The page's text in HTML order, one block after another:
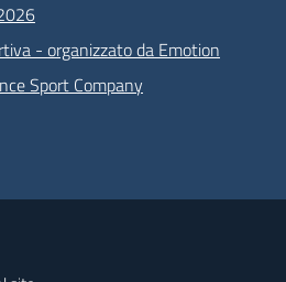
- organizzato da Emotion
Sport Company